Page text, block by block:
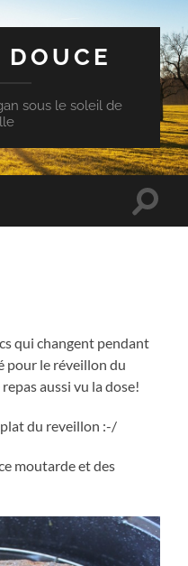
sous le soleil de
Toggle
qui changent pendant
pour le réveillon du
aussi vu la dose!
plat du reveillon :-/
moutarde et des